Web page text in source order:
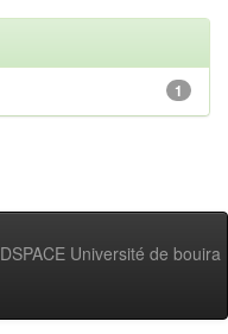
1
DSPACE Université de bouira